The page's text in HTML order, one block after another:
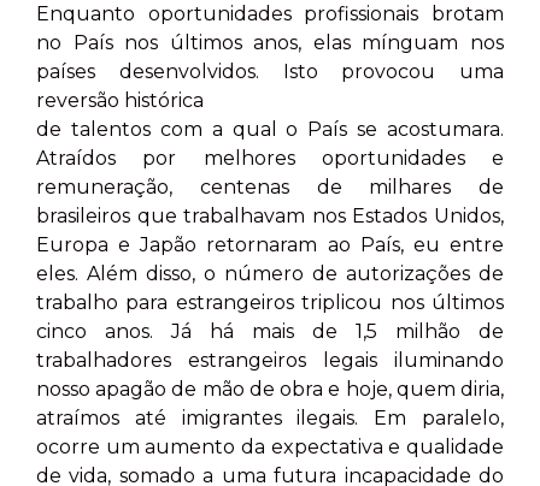
Enquanto oportunidades profissionais brotam
no País nos últimos anos, elas mínguam nos
países desenvolvidos. Isto provocou uma
reversão histórica
de talentos com a qual o País se acostumara.
Atraídos por melhores oportunidades e
remuneração, centenas de milhares de
brasileiros que trabalhavam nos Estados Unidos,
Europa e Japão retornaram ao País, eu entre
eles. Além disso, o número de autorizações de
trabalho para estrangeiros triplicou nos últimos
cinco anos. Já há mais de 1,5 milhão de
trabalhadores estrangeiros legais iluminando
nosso apagão de mão de obra e hoje, quem diria,
atraímos até imigrantes ilegais. Em paralelo,
ocorre um aumento da expectativa e qualidade
de vida, somado a uma futura incapacidade do